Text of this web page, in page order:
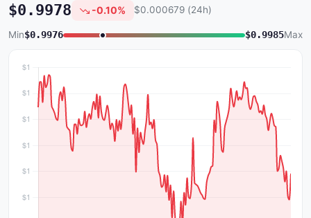
$0.9978 -0.10% $0.000679 (24h)
Min$0.9976 $0.9985Max